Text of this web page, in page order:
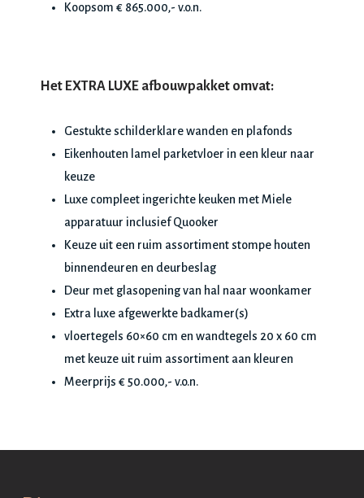
Koopsom € 865.000,- v.o.n.
Het EXTRA LUXE afbouwpakket omvat:
Gestukte schilderklare wanden en plafonds
Eikenhouten lamel parketvloer in een kleur naar
keuze
Luxe compleet ingerichte keuken met Miele
apparatuur inclusief Quooker
Keuze uit een ruim assortiment stompe houten
binnendeuren en deurbeslag
Deur met glasopening van hal naar woonkamer
Extra luxe afgewerkte badkamer(s)
vloertegels 60×60 cm en wandtegels 20 x 60 cm
met keuze uit ruim assortiment aan kleuren
Meerprijs € 50.000,- v.o.n.